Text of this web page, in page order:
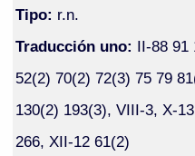
Tipo: r.n.
Traducción uno: II-88 91
52(2) 70(2) 72(3) 75 79
130(2) 193(3), VIII-3, X-
266, XII-12 61(2)